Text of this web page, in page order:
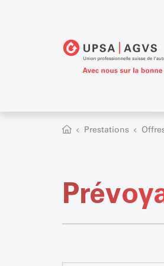
Prestations